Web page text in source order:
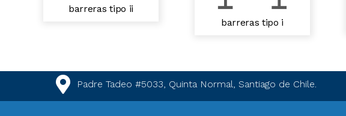
barreras tipo ii
barreras tipo i
Padre Tadeo #5033, Quinta Normal, Santiago de Chile.